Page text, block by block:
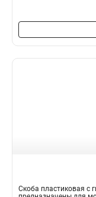
Скоба пластиковая с